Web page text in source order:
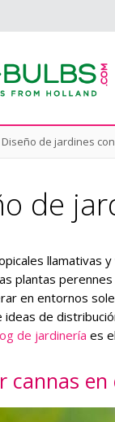
Diseño de jardines
de
llamativas
plantas
en entornos
de
de jardinería es
cannas